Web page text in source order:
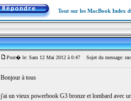
Tout sur les MacBook Index
Post� le: Sam 12 Mai 2012 à 0:47 Sujet du message:
Bonjour à tous
j'ai un vieux powerbook G3 bronze et lombard avec